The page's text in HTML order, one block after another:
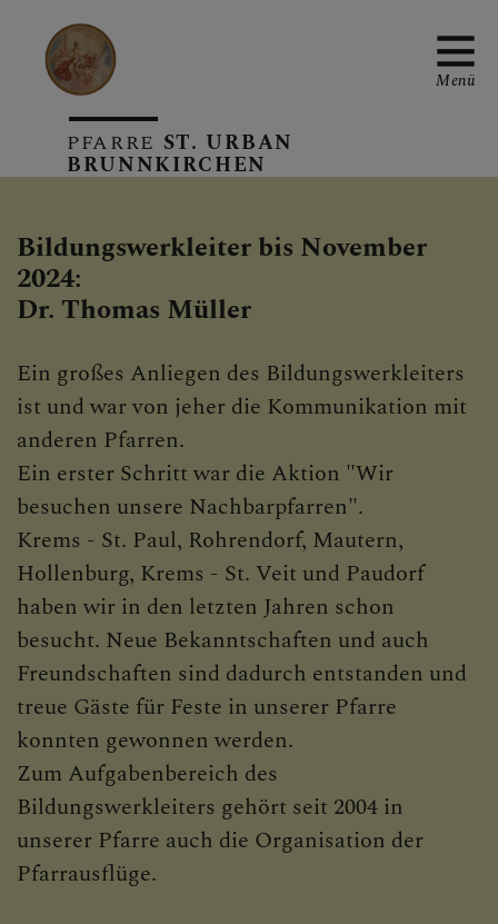
PFARRE
SAKRAMENTE
KONTAKT
PFARRGRUPPEN
Liturgiekreis
Frauenrunde
Kathol. Bildungswerk (KBW)
ORTSKAPELLEN UND
PFARRE ST. URBAN
BRUNNKIRCHEN
Menü
Bildungswerkleiter bis November
2024:
Dr. Thomas Müller
Ein großes Anliegen des Bildungswerkleiters
ist und war von jeher die Kommunikation mit
anderen Pfarren.
Ein erster Schritt war die Aktion "Wir
besuchen unsere Nachbarpfarren".
Krems - St. Paul, Rohrendorf, Mautern,
Hollenburg, Krems - St. Veit und Paudorf
haben wir in den letzten Jahren schon
besucht. Neue Bekanntschaften und auch
Freundschaften sind dadurch entstanden und
treue Gäste für Feste in unserer Pfarre
konnten gewonnen werden.
Zum Aufgabenbereich des
Bildungswerkleiters gehört seit 2004 in
unserer Pfarre auch die Organisation der
Pfarrausflüge.